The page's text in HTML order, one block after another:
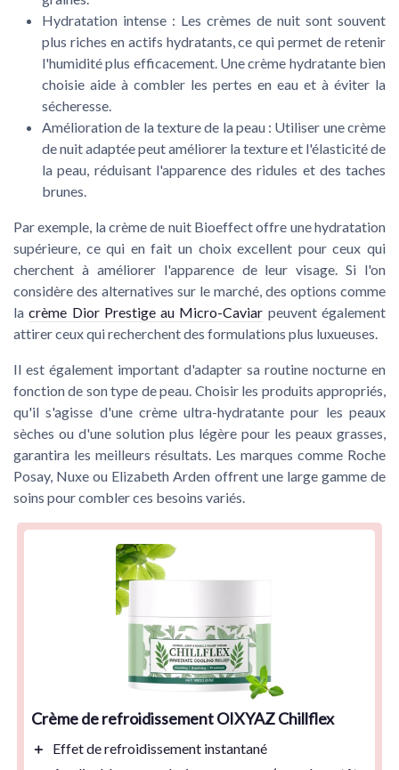
Hydratation intense : Les crèmes de nuit sont souvent
plus riches en actifs hydratants, ce qui permet de retenir
l'humidité plus efficacement. Unecrème hydratantebien
choisie aide à combler les pertes en eau et à éviter la
sécheresse.
Amélioration de la texture de la peau : Utiliser une crème
de nuit adaptée peut améliorer la texture et l'élasticité de
la peau, réduisant l'apparence desridules et des taches
brunes.
Par exemple, lacrème de nuitBioeffect offre une hydratation
supérieure, ce qui en fait un choix excellent pour ceux qui
cherchent à améliorer l'apparence de leurvisage. Si l'on
considère des alternatives sur le marché, des options comme
lacrème Dior Prestige au Micro-Caviar peuvent également
attirer ceux qui recherchent des formulations plus luxueuses.
Il est également important d'adapter sa routine nocturne en
fonction de sontype de peau. Choisir les produits appropriés,
qu'il s'agisse d'une crème ultra-hydratante pour lespeaux
sèches ou d'une solution plus légère pour les peaux grasses,
garantira les meilleurs résultats. Les marques comme Roche
Posay, Nuxe ou Elizabeth Arden offrent une large gamme de
soins pour combler ces besoins variés.
Crème de refroidissement OIXYAZ Chillflex
＋ Effet derefroidissement instantané